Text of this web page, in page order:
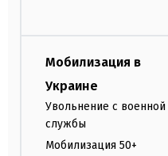
Мобилизация в
Украине
Увольнение с военной
службы
Мобилизация 50+